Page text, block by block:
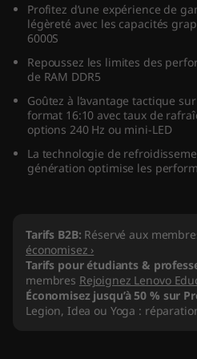
1
6
A
Profitez d’une expérience de
légèreté avec les capacités
6000S
Repoussez les limites des
de RAM DDR5
Goûtez à l’avantage tactique
format 16:10 avec taux de
options 240 Hz ou mini-LED
La technologie de
génération optimise les
Tarifs B2B: Réservé aux
économisez ›
Tarifs pour étudiants &
membres Rejoignez Lenovo
Économisez jusqu’à 50 % sur
Legion, Idea ou Yoga :